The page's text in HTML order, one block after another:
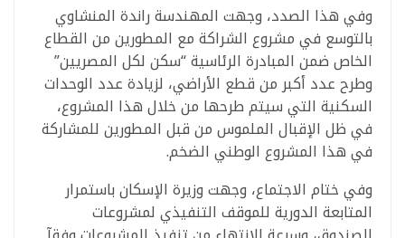
وفي هذا الصدد، وجهت المهندسة راندة المنشاوي
بالتوسع في مشروع الشراكة مع المطورين من القطاع
الخاص ضمن المبادرة الرئاسية “سكن لكل المصريين”
وطرح عدد أكبر من قطع الأراضي، لزيادة عدد الوحدات
السكنية التي سيتم طرحها من خلال هذا المشروع،
في ظل الإقبال الملموس من قبل المطورين للمشاركة
في هذا المشروع الوطني الضخم.
وفي ختام الاجتماع، وجهت وزيرة الإسكان باستمرار
المتابعة الدورية للموقف التنفيذي لمشروعات